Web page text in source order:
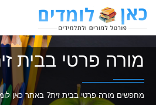
מורה פרטי בבית
מחפשים מורה פרטי בבית זית? באתר כאן